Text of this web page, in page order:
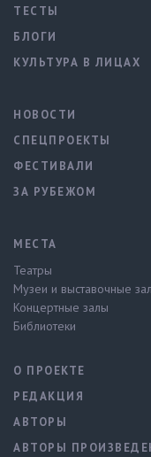
ТЕСТЫ
БЛОГИ
КУЛЬТУРА В ЛИЦАХ
НОВОСТИ
СПЕЦПРОЕКТЫ
ФЕСТИВАЛИ
ЗА РУБЕЖОМ
МЕСТА
Театры
Музеи и выставочные
Концертные залы
Библиотеки
О ПРОЕКТЕ
РЕДАКЦИЯ
АВТОРЫ
АВТОРЫ